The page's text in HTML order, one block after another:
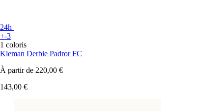
24h
+-3
1 coloris
Kleman Derbie Padror FC
À partir de 220,00 €
143,00 €